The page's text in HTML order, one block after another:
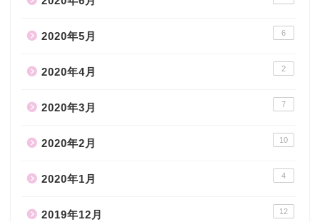
2020年5月 6
2020年4月 2
2020年3月 7
2020年2月 10
2020年1月 4
2019年12月 12